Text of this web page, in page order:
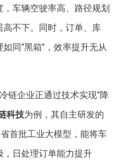
车辆空驶率高、路径规划
不下。同时，订单、库
同“黑箱”，效率提升无从
链企业正通过技术实现“降
科技为例，其自主研发的
首批工业大模型，能将车
日处理订单能力提升